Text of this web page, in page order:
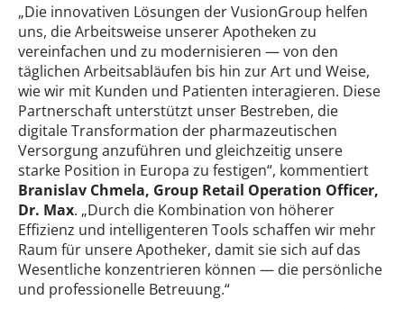
„Die innovativen Lösungen der VusionGroup helfen
uns, die Arbeitsweise unserer Apotheken zu
vereinfachen und zu modernisieren — von den
täglichen Arbeitsabläufen bis hin zur Art und Weise,
wie wir mit Kunden und Patienten interagieren. Diese
Partnerschaft unterstützt unser Bestreben, die
digitale Transformation der pharmazeutischen
Versorgung anzuführen und gleichzeitig unsere
starke Position in Europa zu festigen“, kommentiert
Branislav Chmela, Group Retail Operation Officer,
Dr. Max. „Durch die Kombination von höherer
Effizienz und intelligenteren Tools schaffen wir mehr
Raum für unsere Apotheker, damit sie sich auf das
Wesentliche konzentrieren können — die persönliche
und professionelle Betreuung.“